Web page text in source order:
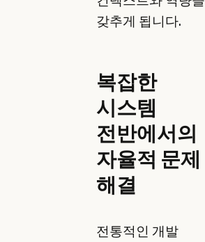
갖추게 됩니다.
복잡한
시스템
전반에서의
자율적 문제
해결
전통적인 개발